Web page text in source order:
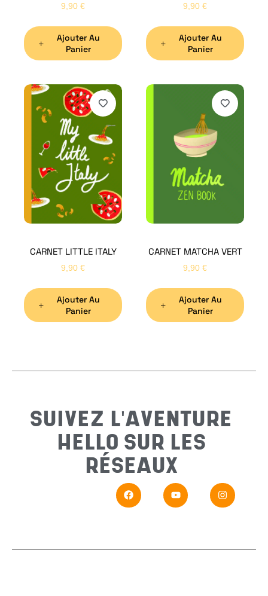
9,90 €
Ajouter Au
Panier
9,90 €
Ajouter Au
Panier
CARNET LITTLE ITALY
9,90 €
Ajouter Au
Panier
CARNET MATCHA VERT
9,90 €
Ajouter Au
Panier
SUIVEZ L'AVENTURE
HELLO SUR LES
RÉSEAUX